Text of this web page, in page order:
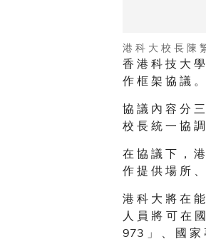
港 科 大 校 長 陳
香 港 科 技 大
作 框 架 協 議 。
協 議 內 容 分
校 長 統 一 協
在 協 議 下 ，
作 提 供 場 所
港 科 大 將 在
人 員 將 可 在
973 」 、 國 家